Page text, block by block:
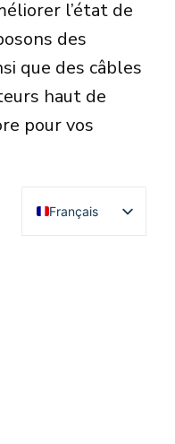
l’état de
des
que des câbles
haut de
pour vos
Français
English